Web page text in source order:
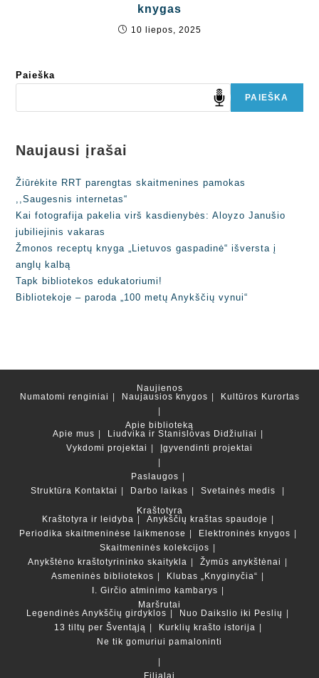
knygas
10 liepos, 2025
Paieška
PAIEŠKA
Naujausi įrašai
Žiūrėkite RRT parengtas skaitmenines pamokas
,,Saugesnis internetas“
Kai fotografija pakelia virš kasdienybės: Aloyzo Janušio
jubiliejinis vakaras
Žmonos receptų knyga „Lietuvos gaspadinė“ išversta į
anglų kalbą
Tapk bibliotekos edukatoriumi!
Bibliotekoje – paroda „100 metų Anykščių vynui“
Naujienos
Numatomi renginiai
Naujausios knygos Kultūros Kurortas
Apie biblioteką
Apie mus
Liudvika ir Stanislovas Didžiuliai
Vykdomi projektai
Įgyvendinti projektai
Paslaugos
Struktūra Kontaktai Darbo laikas
Svetainės medis
Kraštotyra
Kraštotyra ir leidyba
Anykščių kraštas spaudoje
Periodika skaitmeninėse laikmenose
Elektroninės knygos
Skaitmeninės kolekcijos
Anykštėno kraštotyrininko skaitykla
Žymūs anykštėnai
Asmeninės bibliotekos
Klubas „Knyginyčia“
I. Girčio atminimo kambarys
Maršrutai
Legendinės Anykščių girdyklos
Nuo Daikslio iki Peslių
13 tiltų per Šventąją
Kurklių krašto istorija
Ne tik gomuriui pamaloninti
Filialai